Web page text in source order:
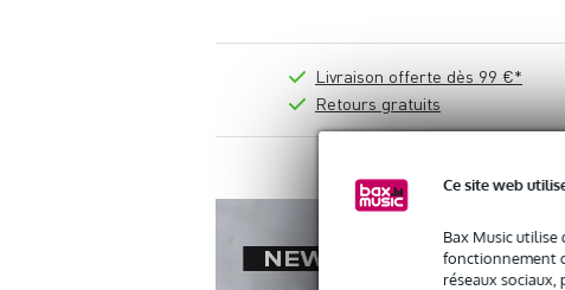
Ce site web
Bax Music utilise
fonctionnement
réseaux
Livraison offerte dès 99 €*
Retours gratuits